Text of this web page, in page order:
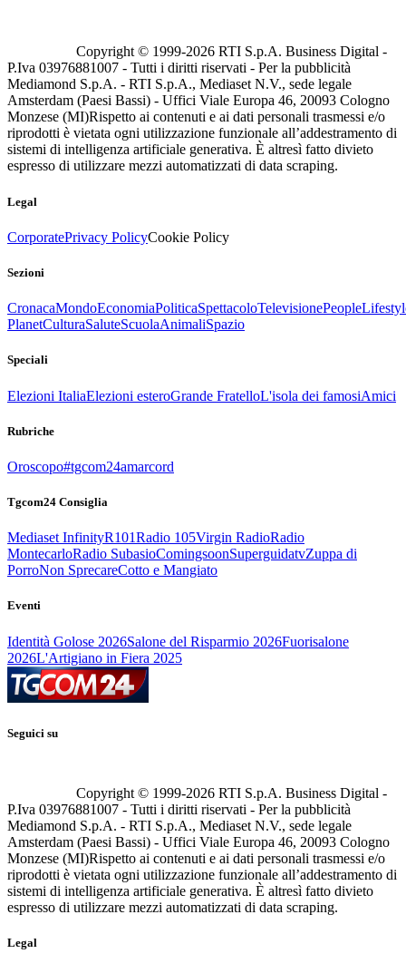
Copyright © 1999-2026 RTI S.p.A. Business Digital -
P.Iva 03976881007 - Tutti i diritti riservati - Per la pubblicità
Mediamond S.p.A. - RTI S.p.A., Mediaset N.V., sede legale
Amsterdam (Paesi Bassi) - Uffici Viale Europa 46, 20093 Cologno
Monzese (MI)Rispetto ai contenuti e ai dati personali trasmessi e/o
riprodotti è vietata ogni utilizzazione funzionale all’addestramento di
sistemi di intelligenza artificiale generativa. È altresì fatto divieto
espresso di utilizzare mezzi automatizzati di data scraping.
Legal
CorporatePrivacy PolicyCookie Policy
Sezioni
CronacaMondoEconomiaPoliticaSpettacoloTelevisionePeople
PlanetCulturaSaluteScuolaAnimaliSpazio
Speciali
Elezioni ItaliaElezioni esteroGrande FratelloL'isola dei famosiAmici
Rubriche
Oroscopo#tgcom24amarcord
Tgcom24 Consiglia
Mediaset InfinityR101Radio 105Virgin RadioRadio
MontecarloRadio SubasioComingsoonSuperguidatvZuppa di
PorroNon SprecareCotto e Mangiato
Eventi
Identità Golose 2026Salone del Risparmio 2026Fuorisalone
2026L'Artigiano in Fiera 2025
Seguici su
Copyright © 1999-2026 RTI S.p.A. Business Digital -
P.Iva 03976881007 - Tutti i diritti riservati - Per la pubblicità
Mediamond S.p.A. - RTI S.p.A., Mediaset N.V., sede legale
Amsterdam (Paesi Bassi) - Uffici Viale Europa 46, 20093 Cologno
Monzese (MI)Rispetto ai contenuti e ai dati personali trasmessi e/o
riprodotti è vietata ogni utilizzazione funzionale all’addestramento di
sistemi di intelligenza artificiale generativa. È altresì fatto divieto
espresso di utilizzare mezzi automatizzati di data scraping.
Legal